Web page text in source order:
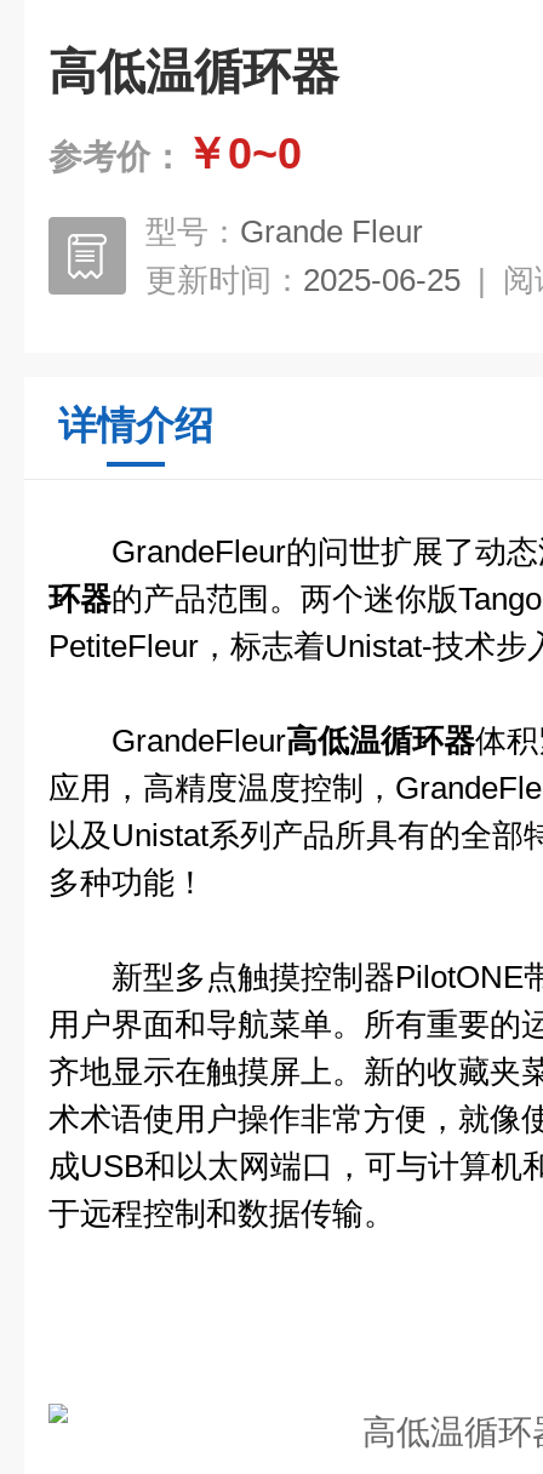
高低温循环器
参考价： ￥0~0
型号： Grande Fleur
更新时间： 2025-06-25 | 阅
详情介绍
GrandeFleur的问世扩展了动态
环器的产品范围。两个迷你版
PetiteFleur，标志着Unistat-技术步
GrandeFleur高低温循环器体
应用，高精度温度控制，
以及Unistat系列产品所具有的全部
多种功能！
新型多点触摸控制器PilotONE
用户界面和导航菜单。所有重要的
齐地显示在触摸屏上。新的收藏夹
术术语使用户操作非常方便，就像
成USB和以太网端口，可与计算机
于远程控制和数据传输。